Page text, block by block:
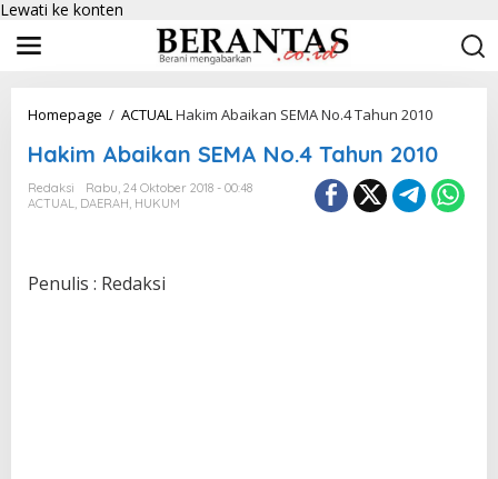
Lewati ke konten
Homepage / ACTUALHakim Abaikan SEMA No.4 Tahun 2010
Hakim Abaikan SEMA No.4 Tahun 2010
Redaksi
Rabu, 24 Oktober 2018 - 00:48
ACTUAL, DAERAH, HUKUM
Penulis : Redaksi